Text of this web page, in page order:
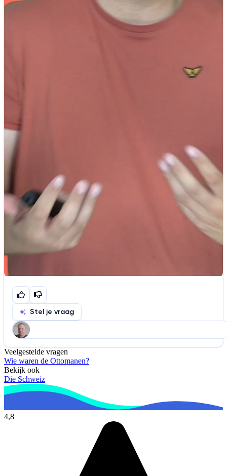
Stel je vraag
Help ons de video te verbeteren
De audio is slecht
Informatie is onjuist
De docent is te langdradig
De uitleg gaat te langzaam
Iets anders
Veelgestelde vragen
Wie waren de Ottomanen?
Bekijk ook
Die Schweiz
4,8